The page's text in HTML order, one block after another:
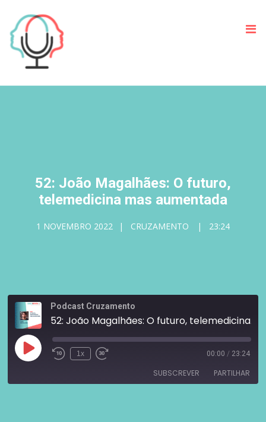
52: João Magalhães: O futuro,
telemedicina mas aumentada
1 NOVEMBRO 2022 CRUZAMENTO 23:24
Podcast Cruzamento
52: João Magalhães: O futuro, telemedicina mas aumentada
1x 00:00 / 23:24
SUBSCREVER PARTILHAR